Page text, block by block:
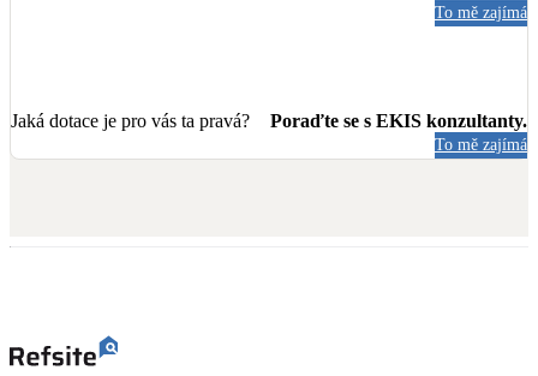
To mě zajímá
Jaká dotace je pro vás ta pravá? Poraďte se s EKIS konzultanty.
To mě zajímá